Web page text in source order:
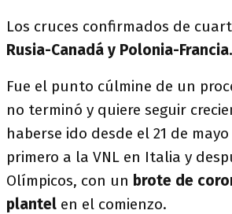
Los cruces confirmados de
Rusia-Canadá y Polonia-Francia.
Fue el punto cúlmine de un
no terminó y quiere seguir
haberse ido desde el 21 de
primero a la VNL en Italia y
Olímpicos, con un brote de
plantel en el comienzo.